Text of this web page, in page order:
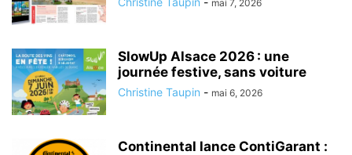
mai 7, 2026
SlowUp Alsace 2026 : une
journée festive, sans voiture
Christine Taupin - mai 6, 2026
Continental lance ContiGarant :